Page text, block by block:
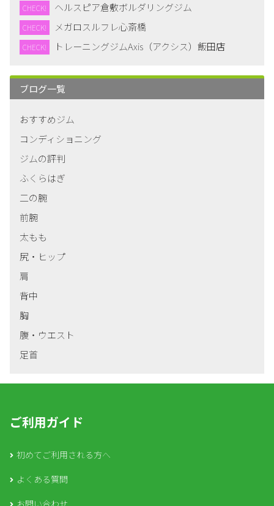
CHECK! ヘルスピア倉敷ボルダリングジム
CHECK! メガロスルフレ心斎橋
CHECK! トレーニングジムAxis（アクシス）飯田店
ブログ一覧
おすすめジム
コンディショニング
ジムの評判
ふくらはぎ
二の腕
前腕
太もも
尻・ヒップ
肩
背中
胸
腹・ウエスト
足首
ご利用ガイド
初めてご利用される方へ
よくある質問